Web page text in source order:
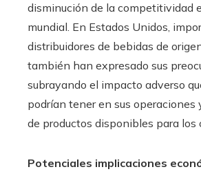
disminución de la competitividad
mundial. En Estados Unidos,
distribuidores de bebidas de
también han expresado sus
subrayando el impacto adverso
podrían tener en sus operaciones
de productos disponibles para los
Potenciales implicaciones